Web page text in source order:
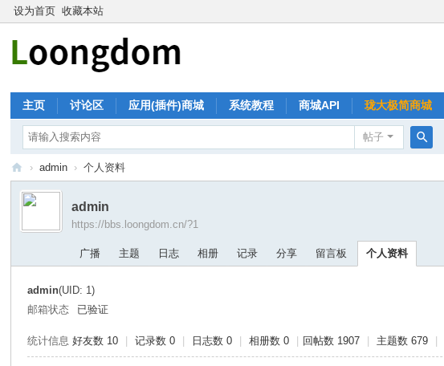
设为首页 收藏本站
主页 讨论区 应用(插件)商城 系统教程 商城API 珑大极简商城
帖子
索
珑
论
› admin › 个人资料
admin
https://bbs.loongdom.cn/?1
广播 主题 日志 相册 记录 分享 留言板 个人资料
admin(UID: 1)
邮箱状态
已验证
统计信息 好友数 10 记录数 0 日志数 0 相册数 0 回帖数 1907 主题数 679